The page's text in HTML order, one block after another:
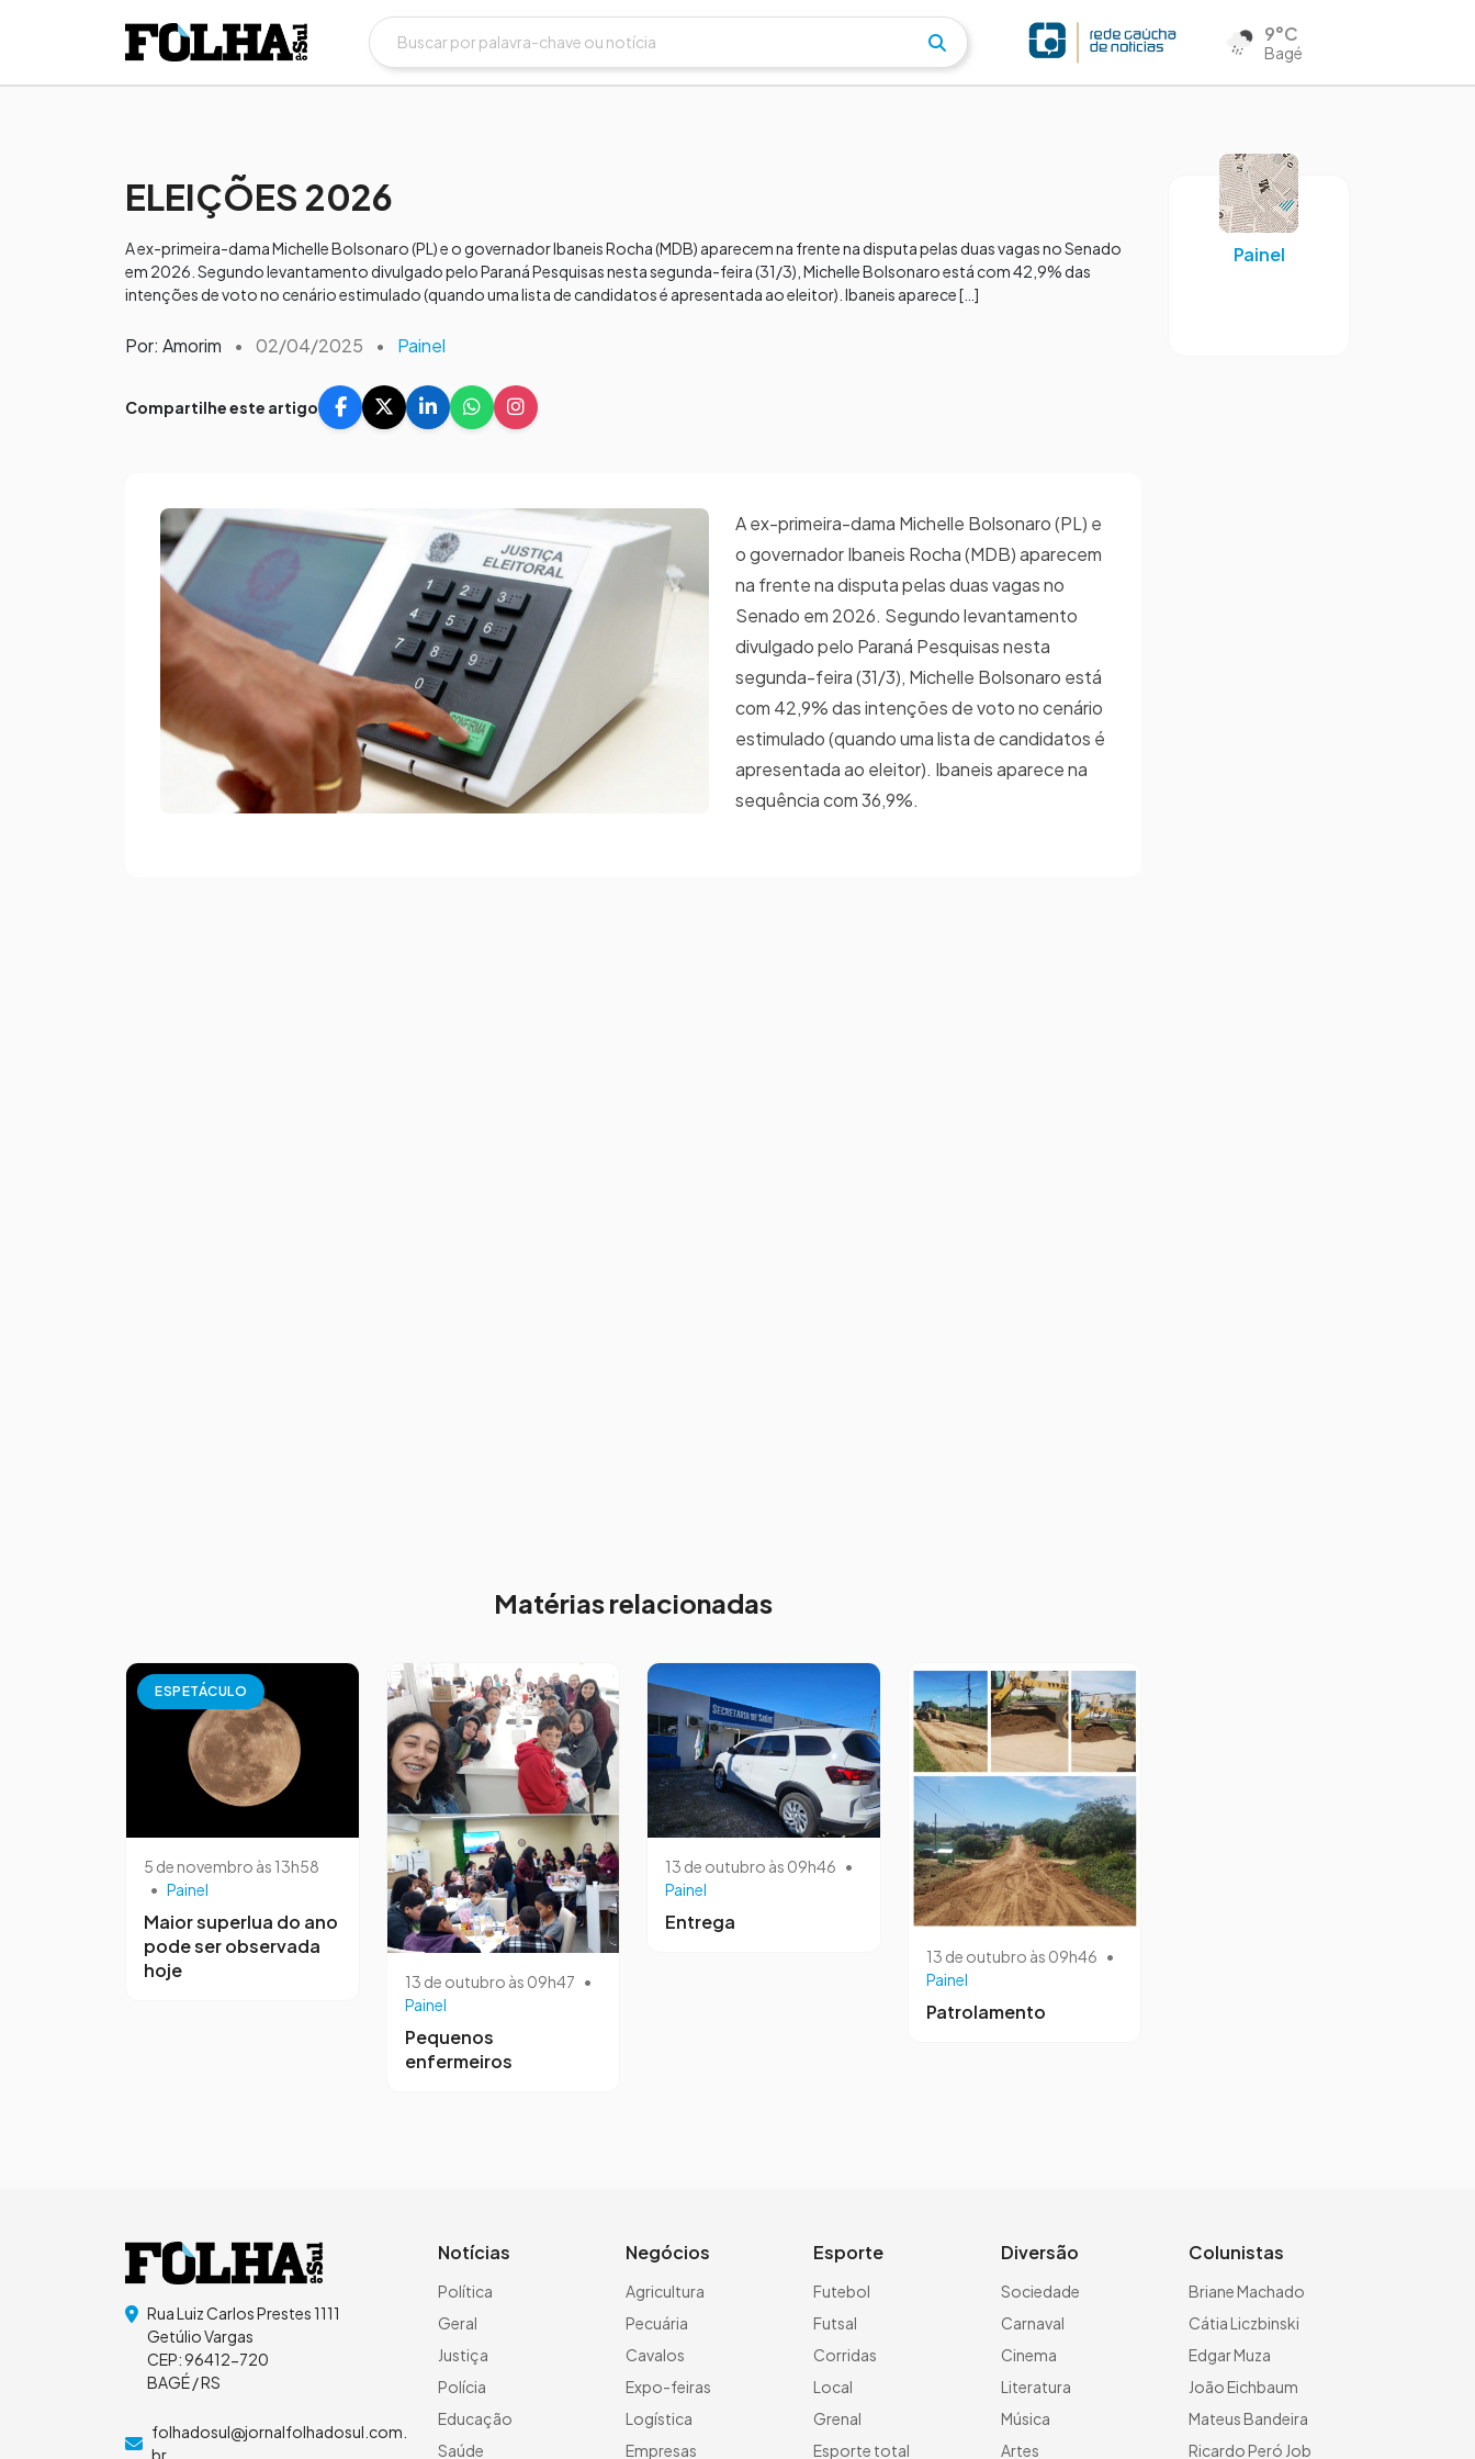
9°C
Bagé
ELEIÇÕES 2026
A ex-primeira-dama Michelle Bolsonaro (PL) e o governador Ibaneis Rocha (MDB) aparecem na frente na disputa pelas duas vagas no Senado
em 2026. Segundo levantamento divulgado pelo Paraná Pesquisas nesta segunda-feira (31/3), Michelle Bolsonaro está com 42,9% das
intenções de voto no cenário estimulado (quando uma lista de candidatos é apresentada ao eleitor). Ibaneis aparece […]
Por: Amorim • 02/04/2025 • Painel
Compartilhe este artigo
A ex-primeira-dama Michelle Bolsonaro (PL) e
o governador Ibaneis Rocha (MDB) aparecem
na frente na disputa pelas duas vagas no
Senado em 2026. Segundo levantamento
divulgado pelo Paraná Pesquisas nesta
segunda-feira (31/3), Michelle Bolsonaro está
com 42,9% das intenções de voto no cenário
estimulado (quando uma lista de candidatos é
apresentada ao eleitor). Ibaneis aparece na
sequência com 36,9%.
Matérias relacionadas
ESPETÁCULO
5 de novembro às 13h58
• Painel
Maior superlua do ano
pode ser observada
hoje
13 de outubro às 09h47 •
Painel
Pequenos
enfermeiros
13 de outubro às 09h46 •
Painel
Entrega
13 de outubro às 09h46 •
Painel
Patrolamento
Painel
Rua Luiz Carlos Prestes 1111
Getúlio Vargas
CEP: 96412-720
BAGÉ / RS
folhadosul@jornalfolhadosul.com.
br
Notícias
Política
Geral
Justiça
Polícia
Educação
Saúde
Negócios
Agricultura
Pecuária
Cavalos
Expo-feiras
Logística
Empresas
Esporte
Futebol
Futsal
Corridas
Local
Grenal
Esporte total
Diversão
Sociedade
Carnaval
Cinema
Literatura
Música
Artes
Colunistas
Briane Machado
Cátia Liczbinski
Edgar Muza
João Eichbaum
Mateus Bandeira
Ricardo Peró Job